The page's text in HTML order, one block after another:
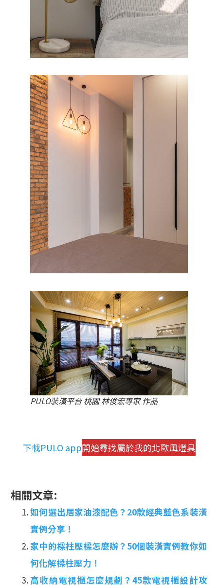
PULO裝潢平台 桃園 林俊宏專家 作品
下載PULO app開始尋找屬於我的北歐風燈具
相關文章:
如何選出居家油漆配色？20款經典藍色系裝潢
實例分享！
家中的樑柱壓樑怎麼辦？50個裝潢實例教你如
何化解樑柱壓力！
高收納電視櫃怎麼規劃？45款電視櫃設計攻